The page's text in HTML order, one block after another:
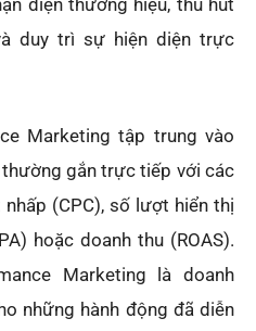
duy trì sự hiện diện trực
Marketing tập trung vào
thường gắn trực tiếp với các
(CPC), số lượt hiển thị
hoặc doanh thu (ROAS).
Marketing là doanh
những hành động đã diễn